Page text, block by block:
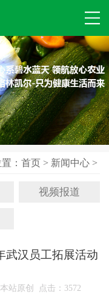
置：首页 > 新闻中心 >
视频报道
武汉员工拓展活动
站原创 点击： 3572